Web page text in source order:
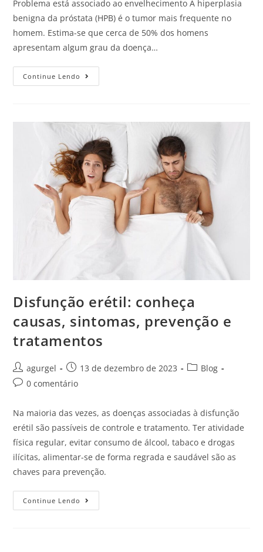
Problema está associado ao envelhecimento A hiperplasia
benigna da próstata (HPB) é o tumor mais frequente no
homem. Estima-se que cerca de 50% dos homens
apresentam algum grau da doença…
Continue Lendo
Disfunção erétil: conheça
causas, sintomas, prevenção e
tratamentos
agurgel 13 de dezembro de 2023
Blog
0 comentário
Na maioria das vezes, as doenças associadas à disfunção
erétil são passíveis de controle e tratamento. Ter atividade
física regular, evitar consumo de álcool, tabaco e drogas
ilícitas, alimentar-se de forma regrada e saudável são as
chaves para prevenção.
Continue Lendo